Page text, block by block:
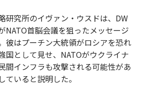
研究所のイヴァン・ウスドは、DW
NATO首脳会議を狙ったメッセージ
彼はプーチン大統領がロシアを恐れ
国として見せ、NATOがウクライナ
間インフラも攻撃される可能性があ
ていると説明した。